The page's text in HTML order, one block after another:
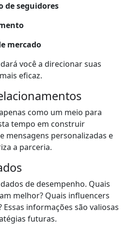
de seguidores
mercado
você a direcionar suas
eficaz.
como um meio para
tempo em construir
mensagens personalizadas e
a parceria.
de desempenho. Quais
melhor? Quais influencers
informações são valiosas
futuras.